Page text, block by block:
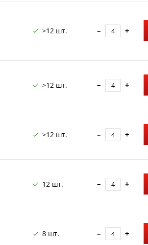
>12 шт. – +
>12 шт. – +
>12 шт. – +
12 шт. – +
8 шт. – +